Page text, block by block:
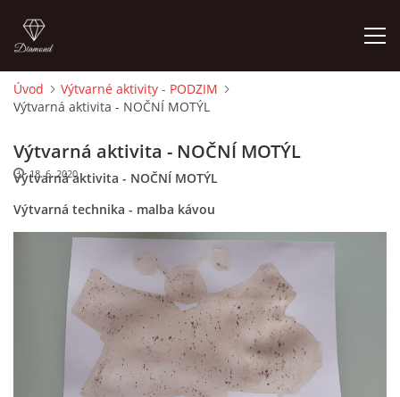
ÚVOD
O MĚ
FOTOALBUM
DĚJINY VÝTVARNÉHO UMĚNÍ
NOVINKY ZE ŠKOLSTVÍ 2025
ROČNÍ PLÁN - INSPIRACE /DLE NOVÉHO RVP PV 2025
Úvod
Výtvarné aktivity - PODZIM
Výtvarná aktivita - NOČNÍ MOTÝL
Výtvarná aktivita - NOČNÍ MOTÝL
Výtvarná aktivita - NOČNÍ MOTÝL
Výtvarná technika - malba kávou
18. 6. 2020